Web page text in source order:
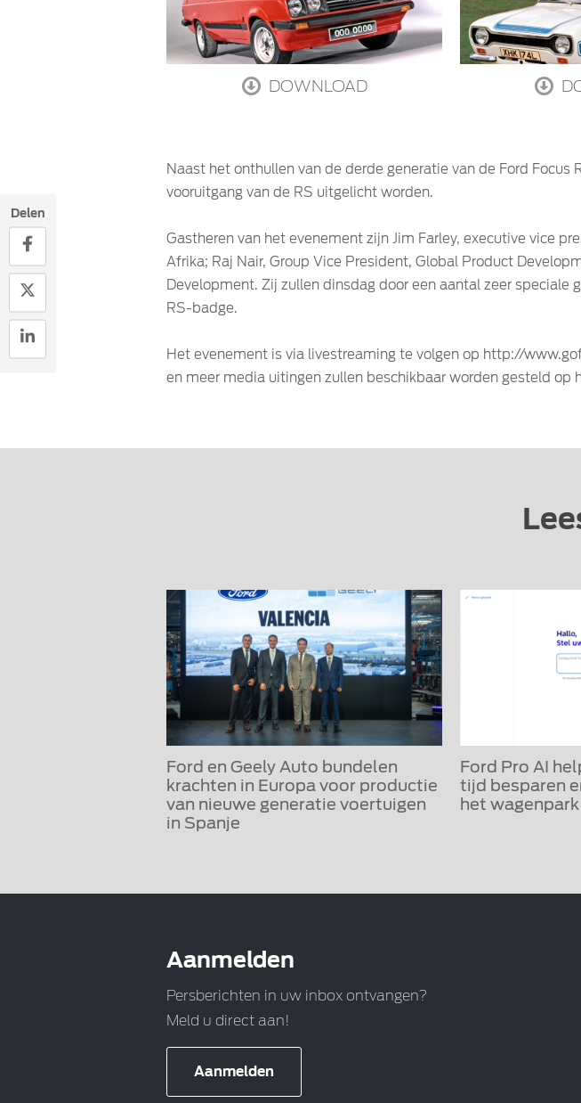
DOWNLOAD
Naast het onthullen van de derde generatie van de Ford
vooruitgang van de RS uitgelicht worden.
Gastheren van het evenement zijn Jim Farley, executive vice
Afrika; Raj Nair, Group Vice President, Global Product
Development. Zij zullen dinsdag door een aantal zeer
RS-badge.
Het evenement is via livestreaming te volgen op http://
en meer media uitingen zullen beschikbaar worden gesteld
Delen
Ford en Geely Auto bundelen
krachten in Europa voor productie
van nieuwe generatie voertuigen
in Spanje
Ford Pro AI
tijd besparen
het wagenpark
Aanmelden
Persberichten in uw inbox ontvangen?
Meld u direct aan!
Aanmelden